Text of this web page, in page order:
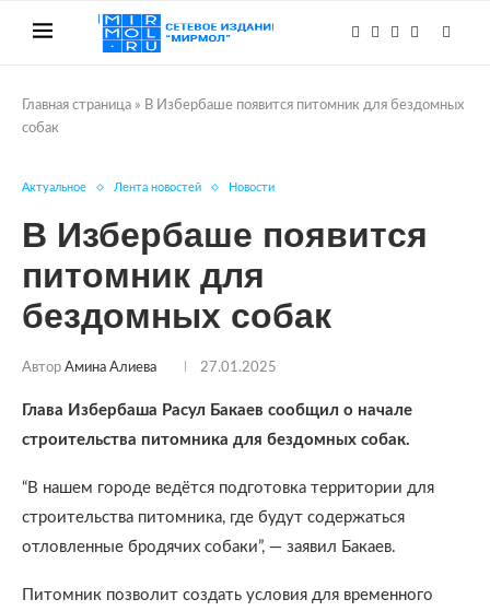
Главная страница » В Избербаше появится питомник для бездомных
собак
Актуальное Лента новостей Новости
В Избербаше появится
питомник для
бездомных собак
Автор Амина Алиева 27.01.2025
Глава Избербаша Расул Бакаев сообщил о начале
строительства питомника для бездомных собак.
“В нашем городе ведётся подготовка территории для
строительства питомника, где будут содержаться
отловленные бродячих собаки”, — заявил Бакаев.
Питомник позволит создать условия для временного